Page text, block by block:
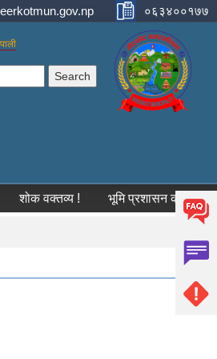
०६३४००१७७
शोक वक्तव्य ! भूमि प्रशासन कार्यालय,